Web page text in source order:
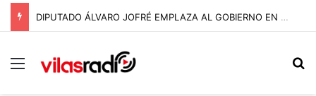
DIPUTADO ÁLVARO JOFRÉ EMPLAZA AL GOBIERNO EN EL CONGRESO POR EXPLOSIVO AUMENTO DE PERSONAS EN SITUACIÓN DE CALLE EN TARAPACÁ
Menú